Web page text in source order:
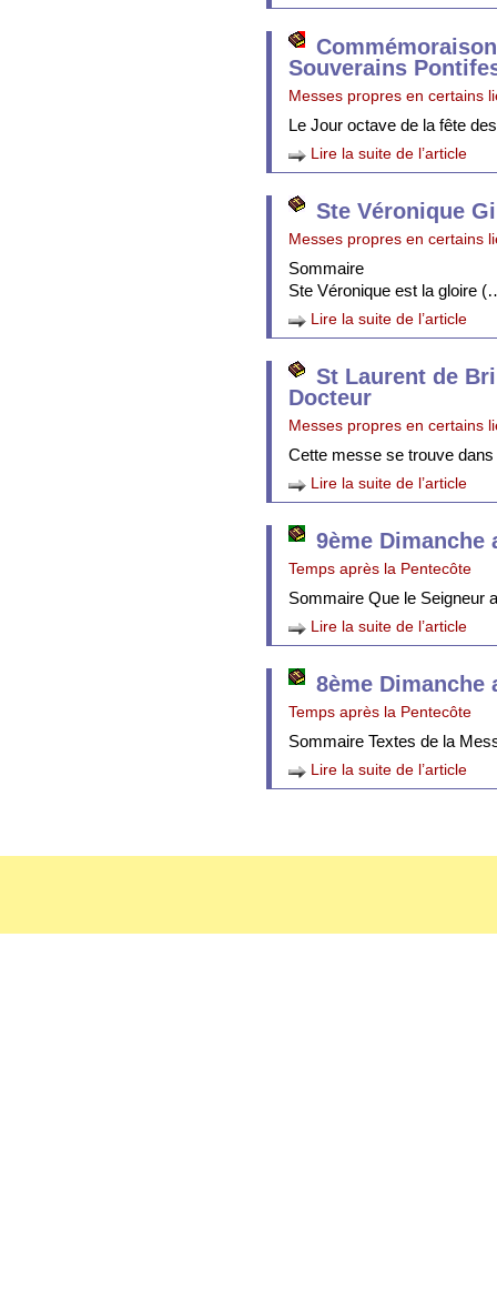
Souverains
Messes propres en certains
Le Jour octave de la fête
Lire la suite de l’article
Ste Véronique
Messes propres en certains
Sommaire
Ste Véronique est la gloire
Lire la suite de l’article
St Laurent de
Docteur
Messes propres en certains
Cette messe se trouve
Lire la suite de l’article
9ème Dimanche
Temps après la Pentecôte
Sommaire Que le Seigneur
Lire la suite de l’article
8ème Dimanche
Temps après la Pentecôte
Sommaire Textes de la
Lire la suite de l’article